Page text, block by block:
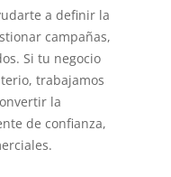
a definir la
campañas,
Si tu negocio
trabajamos
la
de confianza,